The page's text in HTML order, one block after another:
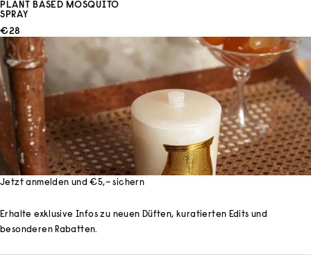
PLANT BASED MOSQUITO
SPRAY
ANGEBOT
€28
Jetzt anmelden und €5,– sichern
Erhalte exklusive Infos zu neuen Düften, kuratierten Edits und
besonderen Rabatten.